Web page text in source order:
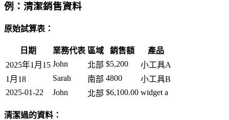
例：清潔銷售資料
原始試算表：
日期 業務代表 區域 銷售額
產品
2025年1月15 John 北部 $5,200
小工具A
1月18
Sarah 南部 4800
小工具B
2025-01-22
John 北部 $6,100.00 widget a
清潔過的資料：